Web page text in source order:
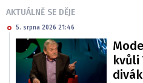
AKTUÁLNĚ SE DĚJE
5. srpna 2026 21:46
kvůli